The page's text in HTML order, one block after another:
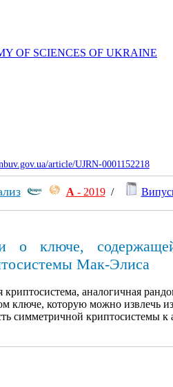
OF SCIENCES OF UKRAINE
article/UJRN-0001152218
А - 2019/
о ключе,
Мак-Элиса
криптосистема, аналогичная
ключе, которую можно
симметричной криптосистемы к